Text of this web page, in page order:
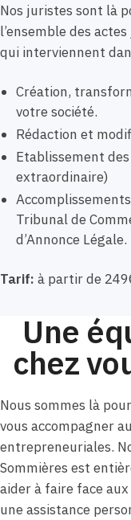
Nos juristes sont là
l’ensemble des
qui interviennent
Création,
votre société.
Rédaction et
Etablissement des
extraordinaire)
Tribunal de
d’Annonce Légale.
Tarif: à partir de
Une
chez
Nous sommes là
vous accompagner
entrepreneuriales.
Sommières est
aider à faire face
une assistance